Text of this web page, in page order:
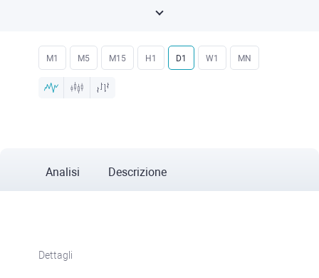
M1 M5 M15 H1 D1 W1 MN
Analisi Descrizione
Dettagli